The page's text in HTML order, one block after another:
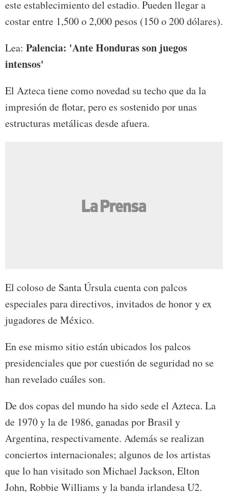
este establecimiento del estadio. Pueden llegar a
costar entre 1,500 o 2,000 pesos (150 o 200 dólares).
Lea: Palencia: 'Ante Honduras son juegos
intensos'
El Azteca tiene como novedad su techo que da la
impresión de flotar, pero es sostenido por unas
estructuras metálicas desde afuera.
El coloso de Santa Úrsula cuenta con palcos
especiales para directivos, invitados de honor y ex
jugadores de México.
En ese mismo sitio están ubicados los palcos
presidenciales que por cuestión de seguridad no se
han revelado cuáles son.
De dos copas del mundo ha sido sede el Azteca. La
de 1970 y la de 1986, ganadas por Brasil y
Argentina, respectivamente. Además se realizan
conciertos internacionales; algunos de los artistas
que lo han visitado son Michael Jackson, Elton
John, Robbie Williams y la banda irlandesa U2.